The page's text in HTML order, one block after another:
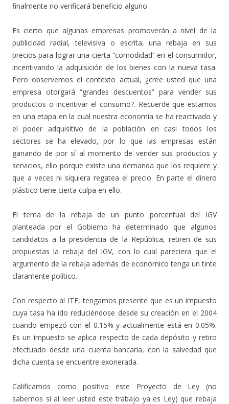
finalmente no verificará beneficio alguno.
Es cierto que algunas empresas promoverán a nivel de la
publicidad radial, televisiva o escrita, una rebaja en sus
precios para lograr una cierta “comodidad” en el consumidor,
incentivando la adquisición de los bienes con la nueva tasa.
Pero observemos el contexto actual, ¿cree usted que una
empresa otorgará “grandes descuentos” para vender sus
productos o incentivar el consumo?. Recuerde que estamos
en una etapa en la cual nuestra economía se ha reactivado y
el poder adquisitivo de la población en casi todos los
sectores se ha elevado, por lo que las empresas están
ganando de por sí al momento de vender sus productos y
servicios, ello porque existe una demanda que los requiere y
que a veces ni siquiera regatea el precio. En parte el dinero
plástico tiene cierta culpa en ello.
El tema de la rebaja de un punto porcentual del IGV
planteada por el Gobierno ha determinado que algunos
candidatos a la presidencia de la República, retiren de sus
propuestas la rebaja del IGV, con lo cual pareciera que el
argumento de la rebaja además de económico tenga un tinte
claramente político.
Con respecto al ITF, tengamos presente que es un impuesto
cuya tasa ha ido reduciéndose desde su creación en el 2004
cuando empezó con el 0.15% y actualmente está en 0.05%.
Es un impuesto se aplica respecto de cada depósito y retiro
efectuado desde una cuenta bancaria, con la salvedad que
dicha cuenta se encuentre exonerada.
Calificamos como positivo este Proyecto de Ley (no
sabemos si al leer usted este trabajo ya es Ley) que rebaja